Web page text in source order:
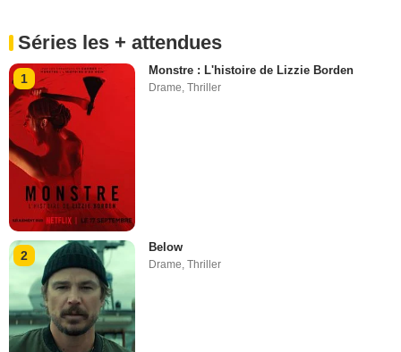
Séries les + attendues
1
Monstre : L'histoire de Lizzie Borden
Drame ,Thriller
2
Below
Drame,Thriller